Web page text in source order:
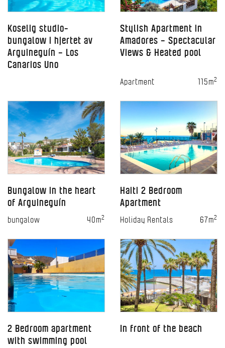
Koselig studio-
bungalow i hjertet av
Arguineguín – Los
Canarios Uno
Stylish Apartment in
Amadores – Spectacular
Views & Heated pool
Apartment 115m2
Bungalow in the heart
of Arguineguín
bungalow 40m2
Haiti 2 Bedroom
Apartment
Holiday Rentals 67m2
2 Bedroom apartment
with swimming pool
In front of the beach